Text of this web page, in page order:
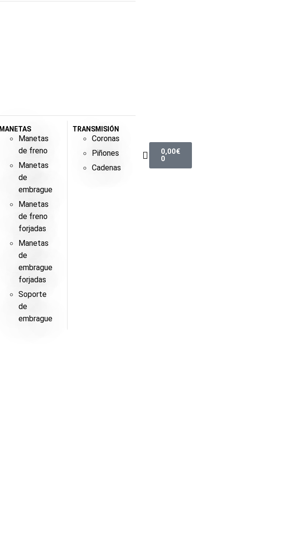
MANETAS
Manetas
de freno
Manetas
de
embrague
Manetas
de freno
forjadas
Manetas
de
embrague
forjadas
Soporte
de
embrague
TRANSMISIÓN
Coronas
Piñones
Cadenas
0,00€
0